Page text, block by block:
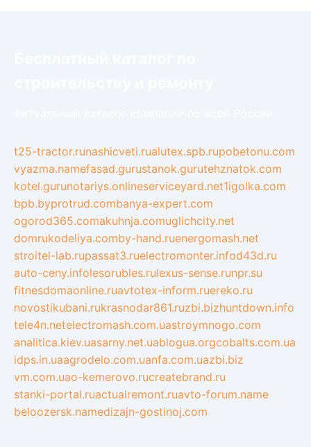
t25-tractor.runashicveti.rualutex.spb.rupobetonu.com
vyazma.namefasad.gurustanok.gurutehznatok.com
kotel.gurunotariys.onlineserviceyard.net1igolka.com
bpb.byprotrud.combanya-expert.com
ogorod365.comakuhnja.comuglichcity.net
domrukodeliya.comby-hand.ruenergomash.net
stroitel-lab.rupassat3.ruelectromonter.infod43d.ru
auto-ceny.infolesorubles.rulexus-sense.runpr.su
fitnesdomaonline.ruavtotex-inform.ruereko.ru
novostikubani.rukrasnodar861.ruzbi.bizhuntdown.info
tele4n.netelectromash.com.uastroymnogo.com
analitica.kiev.uasarny.net.uablogua.orgcobalts.com.ua
idps.in.uaagrodelo.com.uanfa.com.uazbi.biz
vm.com.uao-kemerovo.rucreatebrand.ru
stanki-portal.ruactualremont.ruavto-forum.name
beloozersk.namedizajn-gostinoj.com